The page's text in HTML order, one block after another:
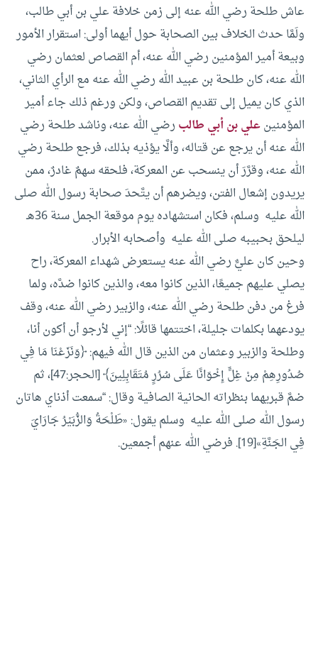
عاش طلحة رضي الله عنه إلى زمن خلافة علي بن أبي طالب،
ولَمَّا حدث الخلاف بين الصحابة حول أيهما أولى: استقرار الأمور
وبيعة أمير المؤمنين رضي الله عنه، أم القصاص لعثمان رضي
الله عنه، كان طلحة بن عبيد الله رضي الله عنه مع الرأي الثاني،
الذي كان يميل إلى تقديم القصاص، ولكن ورغم ذلك جاء أمير
المؤمنينعلي بن أبي طالب رضي الله عنه، وناشد طلحة رضي
الله عنه أن يرجع عن قتاله، وألَّا يؤذيه بذلك، فرجع طلحة رضي
الله عنه، وقرَّرَ أن ينسحب عن المعركة، فلحقه سهمٌ غادرٌ، ممن
يريدون إشعال الفتن، ويضرهم أن يتَّحدَ صحابة رسول الله صلى
الله عليه وسلم، فكان استشهاده يوم موقعة الجمل سنة 36هـ
ليلحق بحبيبه صلى الله عليه وأصحابه الأبرار.
وحين كان عليٌّ رضي الله عنه يستعرض شهداء المعركة، راح
يصلي عليهم جميعًا، الذين كانوا معه، والذين كانوا ضدَّه، ولما
فرغ من دفن طلحة رضي الله عنه، والزبير رضي الله عنه، وقف
يودعهما بكلمات جليلة، اختتمها قائلًا: “إني لأرجو أن أكون أنا،
وطلحة والزبير وعثمان من الذين قال الله فيهم: ﴿وَنَزَعْنَا مَا فِي
صُدُورِهِمْ مِنْ غِلٍّ إِخْوَانًا عَلَى سُرُرٍ مُتَقَابِلِينَ﴾ [الحجر:47]، ثم
ضمَّ قبريهما بنظراته الحانية الصافية وقال: “سمعت أذناي هاتان
رسول الله صلى الله عليه وسلم يقول: «طَلْحَةُ وَالزُّبَيْرُ جَارَايَ
فِي الجَنَّةِ»[19]. فرضي الله عنهم أجمعين.